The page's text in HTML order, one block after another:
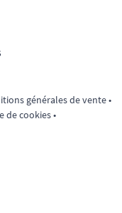
générales de vente•
de cookies•